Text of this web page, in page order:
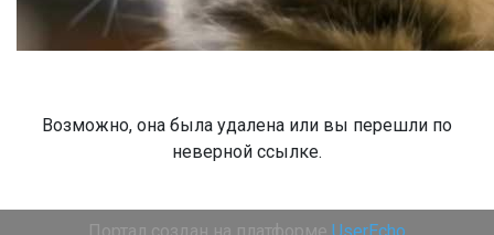
Возможно, она была удалена или вы перешли по
неверной ссылке.